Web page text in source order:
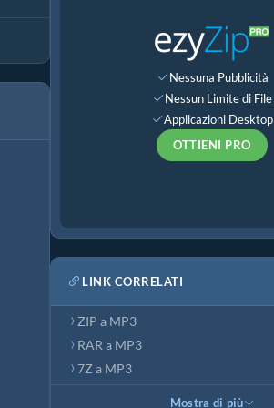
Nessuna Pubblicità
Nessun Limite di File
Applicazioni Desktop
OTTIENI PRO
LINK CORRELATI
ZIP a MP3
RAR a MP3
7Z a MP3
Mostra di più